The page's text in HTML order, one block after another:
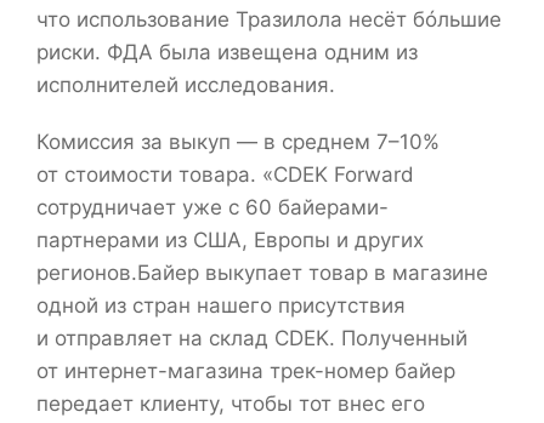
что использование Тразилола несёт бóльшие
риски. ФДА была извещена одним из
исполнителей исследования.
Комиссия за выкуп — в среднем 7–10%
от стоимости товара. «CDEK Forward
сотрудничает уже с 60 байерами-
партнерами из США, Европы и других
регионов.Байер выкупает товар в магазине
одной из стран нашего присутствия
и отправляет на склад CDEK. Полученный
от интернет-магазина трек-номер байер
передает клиенту, чтобы тот внес его